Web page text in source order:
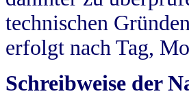
technischen
erfolgt nach Tag,
Schreibweise der